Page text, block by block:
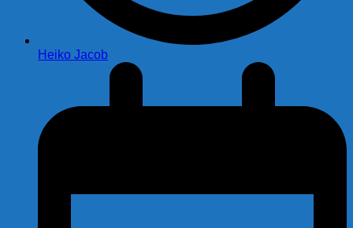
Heiko Jacob